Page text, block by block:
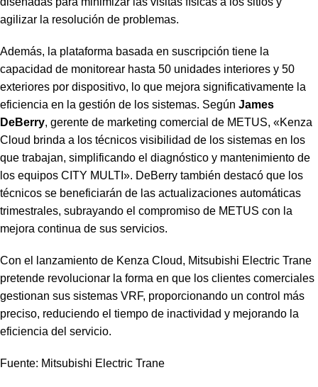
agilizar la resolución de problemas.
Además, la plataforma basada en suscripción tiene la
capacidad de monitorear hasta 50 unidades interiores y 50
exteriores por dispositivo, lo que mejora significativamente la
eficiencia en la gestión de los sistemas. Según James
DeBerry, gerente de marketing comercial de METUS, «Kenza
Cloud brinda a los técnicos visibilidad de los sistemas en los
que trabajan, simplificando el diagnóstico y mantenimiento de
los equipos CITY MULTI». DeBerry también destacó que los
técnicos se beneficiarán de las actualizaciones automáticas
trimestrales, subrayando el compromiso de METUS con la
mejora continua de sus servicios.
Con el lanzamiento de Kenza Cloud, Mitsubishi Electric Trane
pretende revolucionar la forma en que los clientes comerciales
gestionan sus sistemas VRF, proporcionando un control más
preciso, reduciendo el tiempo de inactividad y mejorando la
eficiencia del servicio.
Fuente: Mitsubishi Electric Trane